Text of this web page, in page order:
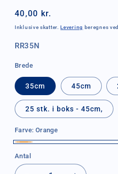
Normalpris
40,00 kr.
Inklusive skatter.Levering beregnes
SKU:
RR35N
Brede
35cm 45cm
25 stk. i boks - 45cm,
Farve: Orange
Antal
Antal